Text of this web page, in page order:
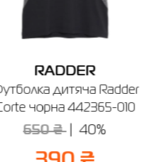
SPORT CITY
просп. Червоної Калини,
Телефонний номер
RADDER
дитяча Radder
чорна 442365-010
650 ₴ 40%